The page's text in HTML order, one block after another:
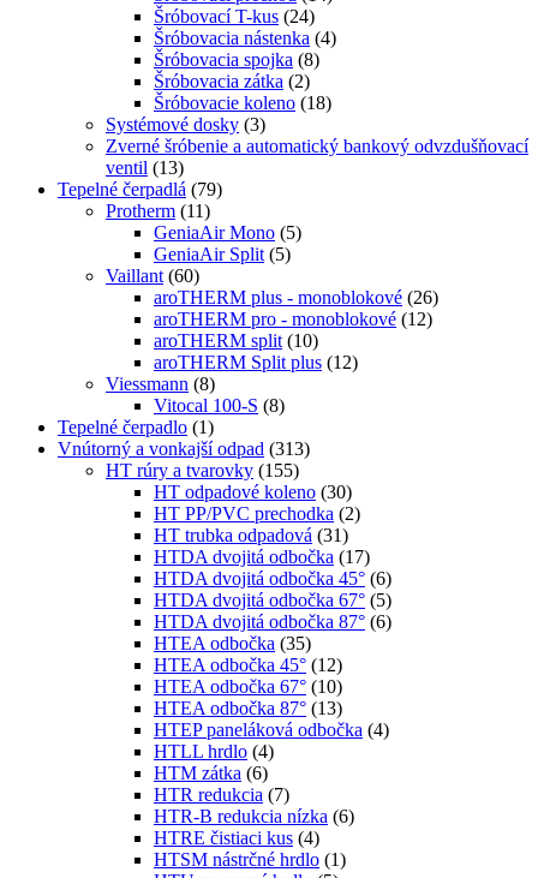
Šróbovací T-kus (24)
Šróbovacia nástenka (4)
Šróbovacia spojka (8)
Šróbovacia zátka (2)
Šróbovacie koleno (18)
Systémové dosky (3)
Zverné šróbenie a automatický bankový odvzdušňovací
ventil (13)
Tepelné čerpadlá (79)
Protherm (11)
GeniaAir Mono (5)
GeniaAir Split (5)
Vaillant (60)
aroTHERM plus - monoblokové (26)
aroTHERM pro - monoblokové (12)
aroTHERM split (10)
aroTHERM Split plus (12)
Viessmann (8)
Vitocal 100-S (8)
Tepelné čerpadlo (1)
Vnútorný a vonkajší odpad (313)
HT rúry a tvarovky (155)
HT odpadové koleno (30)
HT PP/PVC prechodka (2)
HT trubka odpadová (31)
HTDA dvojitá odbočka (17)
HTDA dvojitá odbočka 45° (6)
HTDA dvojitá odbočka 67° (5)
HTDA dvojitá odbočka 87° (6)
HTEA odbočka (35)
HTEA odbočka 45° (12)
HTEA odbočka 67° (10)
HTEA odbočka 87° (13)
HTEP paneláková odbočka (4)
HTLL hrdlo (4)
HTM zátka (6)
HTR redukcia (7)
HTR-B redukcia nízka (6)
HTRE čistiaci kus (4)
HTSM nástrčné hrdlo (1)